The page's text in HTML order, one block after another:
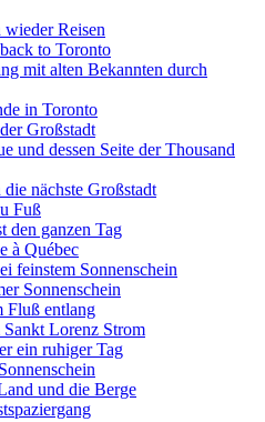
Reisen
to Toronto
mit alten Bekannten durch
in Toronto
Großstadt
und dessen Seite der Thousand
nächste Großstadt
Fuß
den ganzen Tag
à Québec
feinstem Sonnenschein
Sonnenschein
Fluß entlang
Lorenz Strom
ein ruhiger Tag
und die Berge